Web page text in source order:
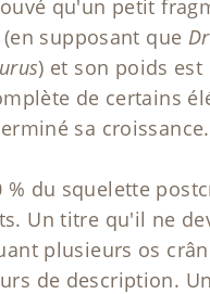
qu'un petit
supposant que
) et son poids est
de certains
sa croissance.
du squelette
Un titre qu'il ne
plusieurs os
de description.